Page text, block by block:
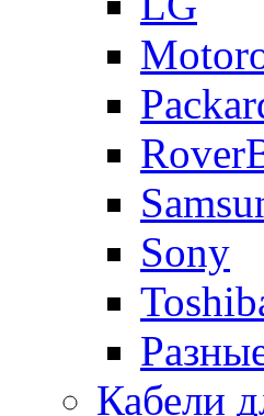
Sony
Кабели